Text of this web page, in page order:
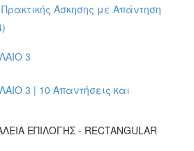
Άσκησης με Απάντηση
3
3 | 10 Απαντήσεις και
ΕΠΙΛΟΓΗΣ - RECTANGULAR